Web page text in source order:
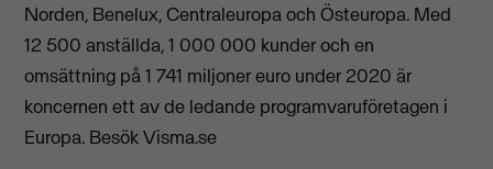
Norden, Benelux, Centraleuropa och Östeuropa. Med
12 500 anställda, 1 000 000 kunder och en
omsättning på 1 741 miljoner euro under 2020 är
koncernen ett av de ledande programvaruföretagen i
Europa. Besök Visma.se